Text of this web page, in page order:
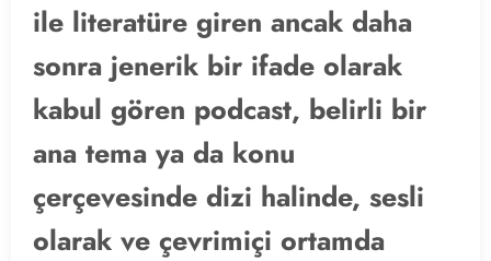
ile literatüre giren ancak daha
sonra jenerik bir ifade olarak
kabul gören podcast, belirli bir
ana tema ya da konu
çerçevesinde dizi halinde, sesli
olarak ve çevrimiçi ortamda